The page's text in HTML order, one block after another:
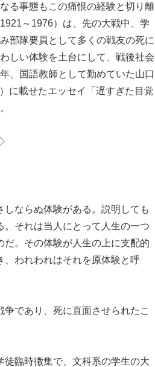
る事態もこの痛恨の経験と切り離
～1976）は、先の大戦中、学
部隊要員として多くの戦友の死に
しい体験を土台にして、戦後社会
、国語教師として勤めていた山口
に載せたエッセイ「遅すぎた目覚
ならぬ体験がある。説明しても
。それは当人にとって人生の一つ
だ。その体験が人生の上に支配的
、われわれはそれを原体験と呼
であり、死に直面させられたこ
臨時徴集で、文科系の学生の大